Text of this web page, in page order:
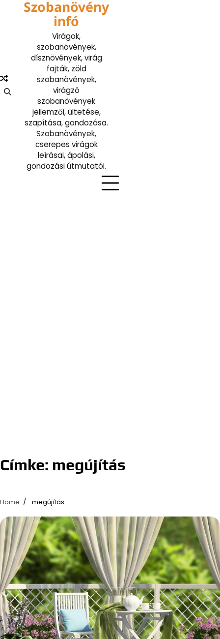
Szobanövény
infó
Virágok,
szobanövények,
dísznövények, virág
fajták, zöld
szobanövények,
virágzó
szobanövények
jellemzői, ültetése,
szapítása, gondozása.
Szobanövények,
cserepes virágok
leírásai, ápolási,
gondozási útmutatói.
Címke: megújítás
Home megújítás